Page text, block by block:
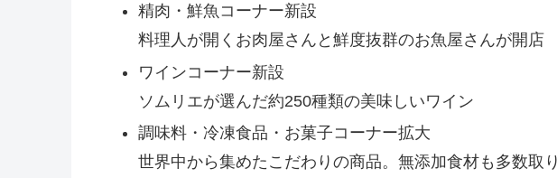
精肉・鮮魚コーナー新設
料理人が開くお肉屋さんと鮮度抜群のお魚屋さんが開店
ワインコーナー新設
ソムリエが選んだ約250種類の美味しいワイン
調味料・冷凍食品・お菓子コーナー拡大
世界中から集めたこだわりの商品。無添加食材も多数取